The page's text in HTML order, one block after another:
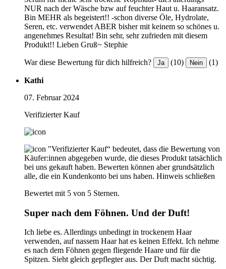
NUR nach der Wäsche bzw auf feuchter Haut u. Haaransatz.
Bin MEHR als begeistert!! -schon diverse Öle, Hydrolate,
Seren, etc. verwendet ABER bisher mit keinem so schönes u.
angenehmes Resultat! Bin sehr, sehr zufrieden mit diesem
Produkt!! Lieben Gruß~ Stephie
War diese Bewertung für dich hilfreich? Ja (10) Nein (1)
Kathi
07. Februar 2024
Verifizierter Kauf
"Verifizierter Kauf“ bedeutet, dass die Bewertung von
Käufer:innen abgegeben wurde, die dieses Produkt tatsächlich
bei uns gekauft haben. Bewerten können aber grundsätzlich
alle, die ein Kundenkonto bei uns haben. Hinweis schließen
Bewertet mit 5 von 5 Sternen.
Super nach dem Föhnen. Und der Duft!
Ich liebe es. Allerdings unbedingt in trockenem Haar
verwenden, auf nassem Haar hat es keinen Effekt. Ich nehme
es nach dem Föhnen gegen fliegende Haare und für die
Spitzen. Sieht gleich gepflegter aus. Der Duft macht süchtig.